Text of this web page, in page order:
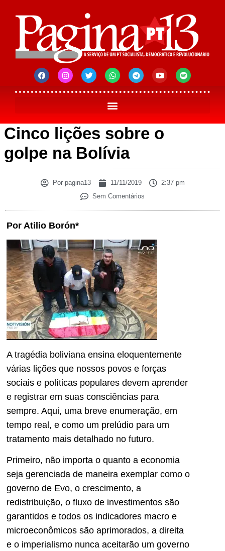
Cinco lições sobre o
golpe na Bolívia
Porpagina13 11/11/2019
2:37 pm
Sem Comentários
Por Atilio Borón*
A tragédia boliviana ensina eloquentemente
várias lições que nossos povos e forças
sociais e políticas populares devem aprender
e registrar em suas consciências para
sempre. Aqui, uma breve enumeração, em
tempo real, e como um prelúdio para um
tratamento mais detalhado no futuro.
Primeiro, não importa o quanto a economia
seja gerenciada de maneira exemplar como o
governo de Evo, o crescimento, a
redistribuição, o fluxo de investimentos são
garantidos e todos os indicadores macro e
microeconômicos são aprimorados, a direita
e o imperialismo nunca aceitarão um governo